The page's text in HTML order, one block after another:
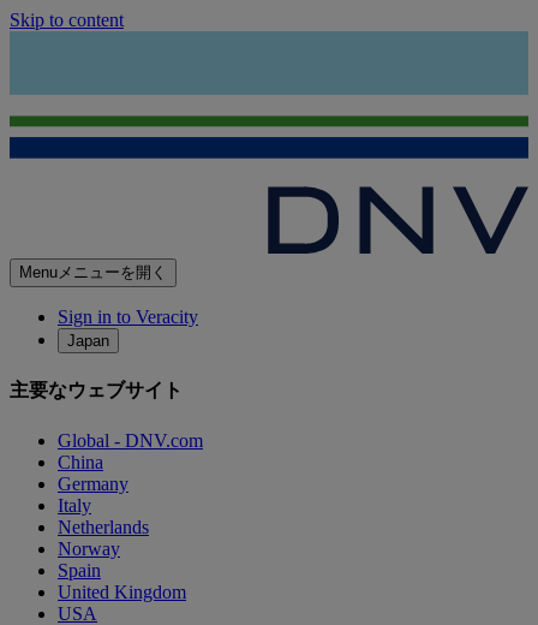
Skip to content
Menuメニューを開く
Sign in to Veracity
Japan
主要なウェブサイト
Global - DNV.com
China
Germany
Italy
Netherlands
Norway
Spain
United Kingdom
USA